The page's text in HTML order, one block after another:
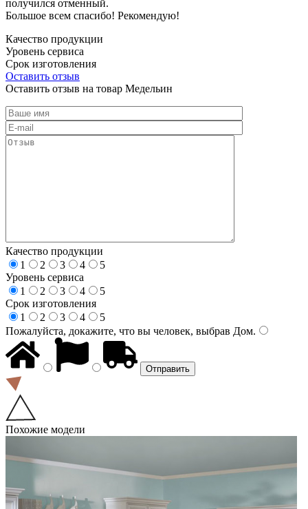
получился отменный.
Большое всем спасибо! Рекомендую!
Качество продукции
Уровень сервиса
Срок изготовления
Оставить отзыв
Оставить отзыв на товар Медельин
Качество продукции
1
2 3 4
5
Уровень сервиса
1
2 3 4
5
Срок изготовления
1
2 3 4
5
Пожалуйста, докажите, что вы человек, выбрав Дом.
Похожие модели